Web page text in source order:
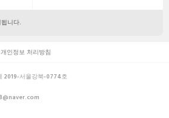
니다.
개인정보 처리방침
2019-서울강북-0774호